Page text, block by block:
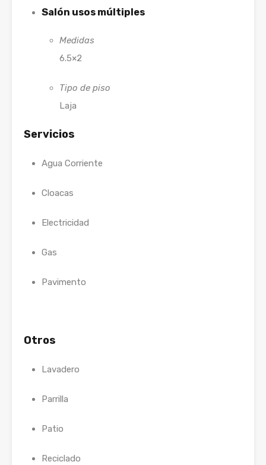
Salón usos múltiples
Medidas
6.5×2
Tipo de piso
Laja
Servicios
Agua Corriente
Cloacas
Electricidad
Gas
Pavimento
Otros
Lavadero
Parrilla
Patio
Reciclado